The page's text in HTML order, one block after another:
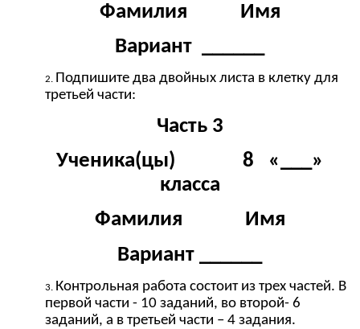
Фамилия Имя
Вариант ______
Подпишите два двойных листа в клетку для
третьей части:
Часть 3
Ученика(цы) 8 «___»
класса
Фамилия Имя
Вариант ______
Контрольная работа состоит из трех частей. В
первой части - 10 заданий, во второй- 6
заданий, а в третьей части – 4 задания.